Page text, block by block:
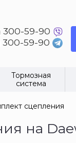
300-59-90
300-59-90
Тормозная
система
сцепления
на